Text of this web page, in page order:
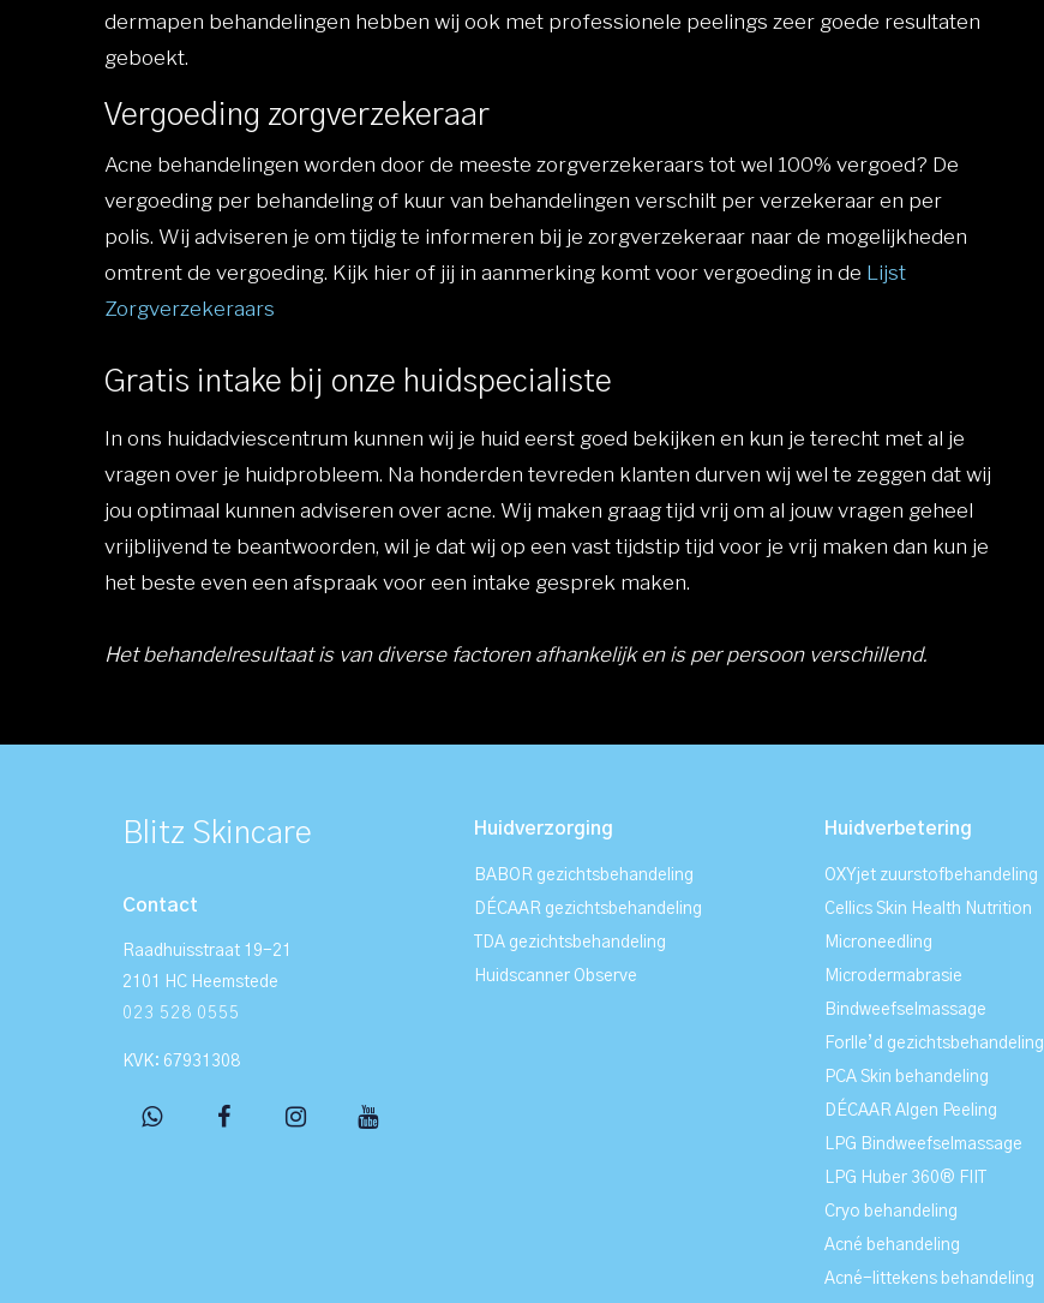
dermapen behandelingen hebben wij ook met professionele peelings zeer goede resultaten
geboekt.
Vergoeding zorgverzekeraar
Acne behandelingen worden door de meeste zorgverzekeraars tot wel 100% vergoed? De
vergoeding per behandeling of kuur van behandelingen verschilt per verzekeraar en per
polis. Wij adviseren je om tijdig te informeren bij je zorgverzekeraar naar de mogelijkheden
omtrent de vergoeding. Kijk hier of jij in aanmerking komt voor vergoeding in de Lijst
Zorgverzekeraars
Gratis intake bij onze huidspecialiste
In ons huidadviescentrum kunnen wij je huid eerst goed bekijken en kun je terecht met al je
vragen over je huidprobleem. Na honderden tevreden klanten durven wij wel te zeggen dat wij
jou optimaal kunnen adviseren over acne. Wij maken graag tijd vrij om al jouw vragen geheel
vrijblijvend te beantwoorden, wil je dat wij op een vast tijdstip tijd voor je vrij maken dan kun je
het beste even een afspraak voor een intake gesprek maken.
Het behandelresultaat is van diverse factoren afhankelijk en is per persoon verschillend.
Blitz Skincare
Contact
Raadhuisstraat 19-21
2101 HC Heemstede
023 528 0555
KVK: 67931308
Huidverzorging
BABOR gezichtsbehandeling
DÉCAAR gezichtsbehandeling
TDA gezichtsbehandeling
Huidscanner Observe
Huidverbetering
OXYjet zuurstofbehandeling
Cellics Skin Health Nutrition
Microneedling
Microdermabrasie
Bindweefselmassage
Forlle’d gezichtsbehandeling
PCA Skin behandeling
DÉCAAR Algen Peeling
LPG Bindweefselmassage
LPG Huber 360® FIIT
Cryo behandeling
Acné behandeling
Acné-littekens behandeling